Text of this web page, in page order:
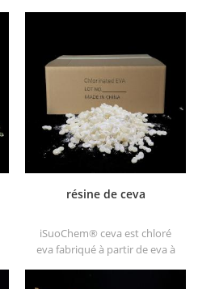
granule de corse.
résine de ceva
iSuoChem® ceva est chloré
eva fabriqué à partir de eva à